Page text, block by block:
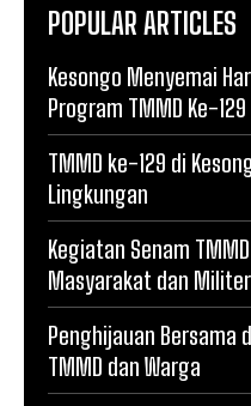
POPULAR ARTICLES
Kesongo Menyemai
Program TMMD Ke-129
TMMD ke-129 di
Lingkungan
Kegiatan Senam
Masyarakat dan Militer
Penghijauan Bersama
TMMD dan Warga